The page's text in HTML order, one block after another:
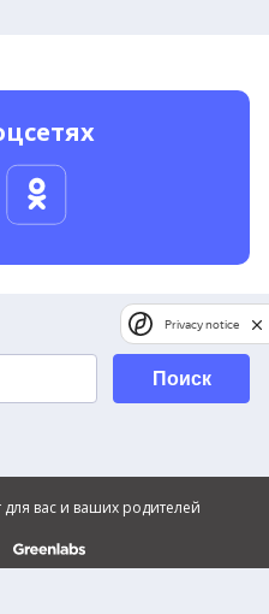
Поиск
вас и ваших родителей
Privacy notice